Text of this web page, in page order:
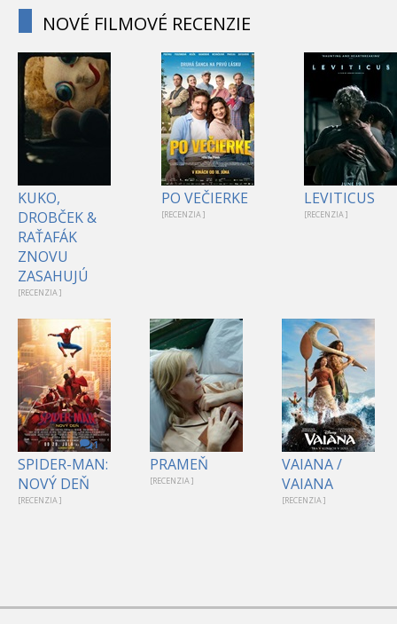
NOVÉ FILMOVÉ RECENZIE
KUKO,
DROBČEK &
RAŤAFÁK
ZNOVU
ZASAHUJÚ
[RECENZIA ]
PO VEČIERKE
[RECENZIA ]
LEVITICUS
[RECENZIA ]
1
SPIDER-MAN:
NOVÝ DEŇ
[RECENZIA ]
PRAMEŇ
[RECENZIA ]
VAIANA /
VAIANA
[RECENZIA ]